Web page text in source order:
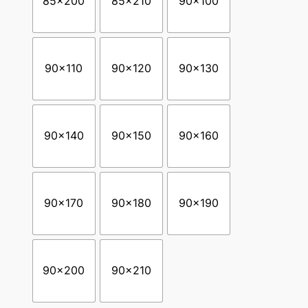
90×110 90×120 90×130
90×140 90×150 90×160
90×170 90×180 90×190
90×200 90×210